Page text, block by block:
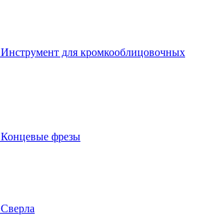
Инструмент для кромкооблицовочных
Концевые фрезы
Сверла